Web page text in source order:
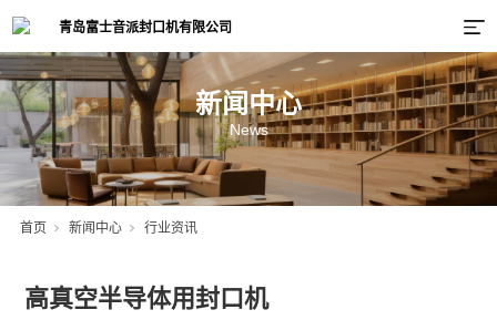
新闻中心
News
首页 新闻中心 行业资讯
高真空半导体用封口机